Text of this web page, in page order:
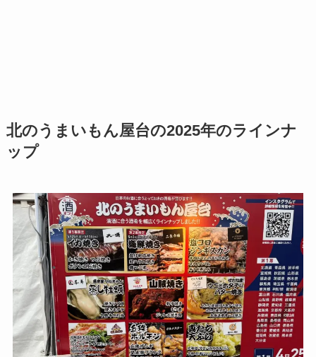
北のうまいもん屋台の2025年のラインナ
ップ